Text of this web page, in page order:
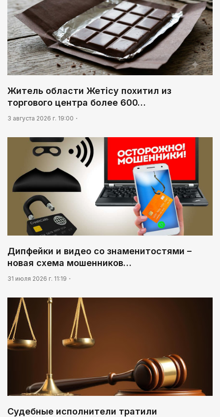
Житель области Жетісу похитил из
торгового центра более 600…
3 августа 2026 г. 19:00
Дипфейки и видео со знаменитостями –
новая схема мошенников…
31 июля 2026 г. 11:19
Судебные исполнители тратили